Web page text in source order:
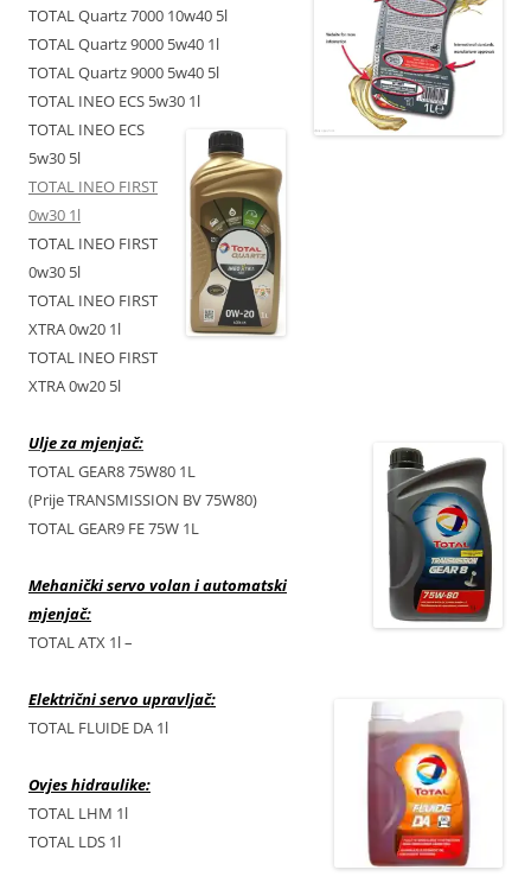
TOTAL Quartz 7000 10w40 5l
TOTAL Quartz 9000 5w40 1l
TOTAL Quartz 9000 5w40 5l
TOTAL INEO ECS 5w30 1l
TOTAL INEO ECS
5w30 5l
TOTAL INEO FIRST
0w30 1l
TOTAL INEO FIRST
0w30 5l
TOTAL INEO FIRST
XTRA 0w20 1l
TOTAL INEO FIRST
XTRA 0w20 5l
Ulje za mjenjač:
TOTAL GEAR8 75W80 1L
(Prije TRANSMISSION BV 75W80)
TOTAL GEAR9 FE 75W 1L
Mehanički servo volan i automatski
mjenjač:
TOTAL ATX 1l –
Električni servo upravljač:
TOTAL FLUIDE DA 1l
Ovjes hidraulike:
TOTAL LHM 1l
TOTAL LDS 1l